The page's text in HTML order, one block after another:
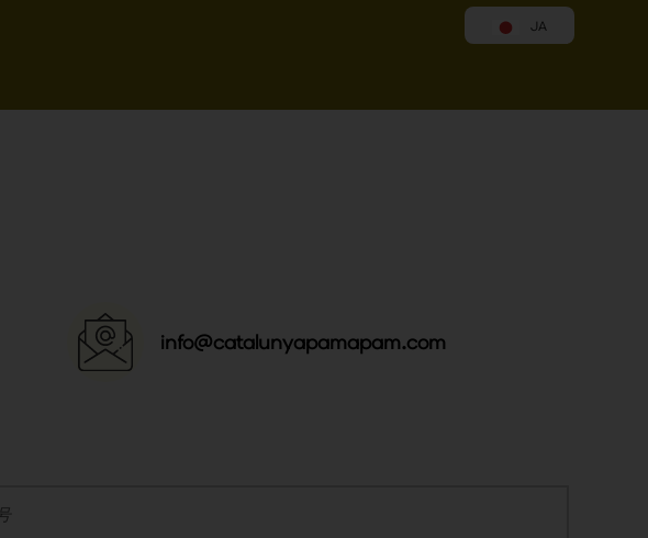
JA
info@catalunyapamapam.com